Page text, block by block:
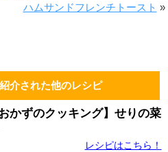
ハムサンドフレンチトースト »
介された他のレシピ
おかずのクッキング】せりの菜
レシピはこちら！